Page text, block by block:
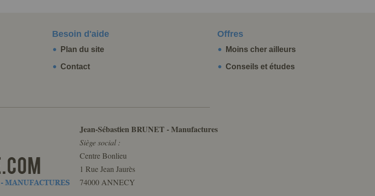
Besoin d'aide
Plan du site
Contact
Offres
Moins cher ailleurs
Conseils et études
Jean-Sébastien BRUNET - Manufactures
Siège social :
Centre Bonlieu
1 Rue Jean Jaurès
74000 ANNECY